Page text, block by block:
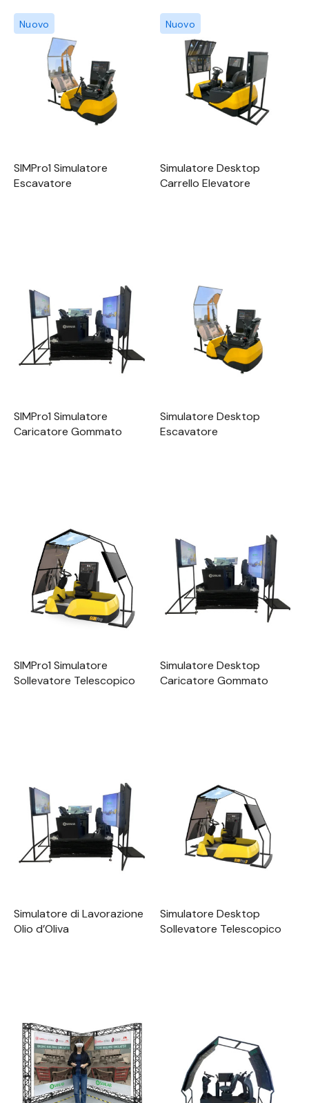
Nuovo
SIMPro1 Simulatore
Escavatore
Nuovo
Simulatore Desktop
Carrello Elevatore
SIMPro1 Simulatore
Caricatore Gommato
Simulatore Desktop
Escavatore
SIMPro1 Simulatore
Sollevatore Telescopico
Simulatore Desktop
Caricatore Gommato
Simulatore di Lavorazione
Olio d’Oliva
Simulatore Desktop
Sollevatore Telescopico